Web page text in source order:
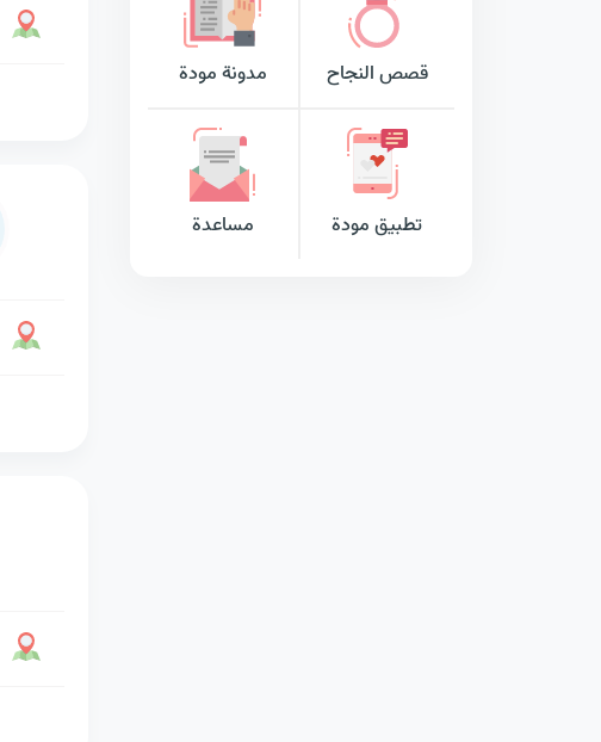
قصص النجاح مدونة مودة
تطبيق مودة مساعدة